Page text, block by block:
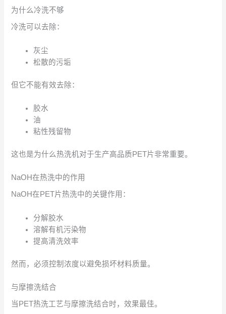
为什么冷洗不够
冷洗可以去除：
灰尘
松散的污垢
但它不能有效去除：
胶水
油
粘性残留物
这也是为什么热洗机对于生产高品质PET片非常重要。
NaOH在热洗中的作用
NaOH在PET片热洗中的关键作用：
分解胶水
溶解有机污染物
提高清洗效率
然而，必须控制浓度以避免损坏材料质量。
与摩擦洗结合
当PET热洗工艺与摩擦洗结合时，效果最佳。